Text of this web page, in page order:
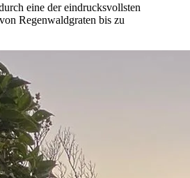
eine der eindrucksvollsten
Regenwaldgraten bis zu